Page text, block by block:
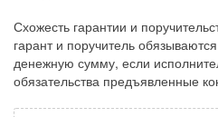
Схожесть гарантии и
гарант и поручитель
денежную сумму, если
обязательства предъявленные